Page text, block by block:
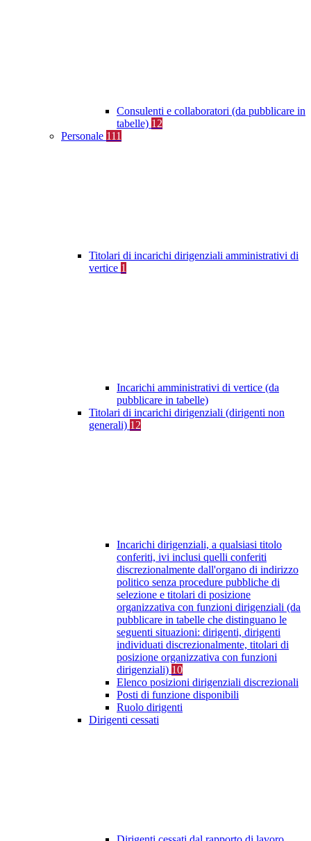
Consulenti e collaboratori (da pubblicare in
tabelle) 12
Personale 111
Titolari di incarichi dirigenziali amministrativi di
vertice 1
Incarichi amministrativi di vertice (da
pubblicare in tabelle)
Titolari di incarichi dirigenziali (dirigenti non
generali) 12
Incarichi dirigenziali, a qualsiasi titolo
conferiti, ivi inclusi quelli conferiti
discrezionalmente dall'organo di indirizzo
politico senza procedure pubbliche di
selezione e titolari di posizione
organizzativa con funzioni dirigenziali (da
pubblicare in tabelle che distinguano le
seguenti situazioni: dirigenti, dirigenti
individuati discrezionalmente, titolari di
posizione organizzativa con funzioni
dirigenziali) 10
Elenco posizioni dirigenziali discrezionali
Posti di funzione disponibili
Ruolo dirigenti
Dirigenti cessati